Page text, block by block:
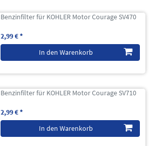
Benzinfilter für KOHLER Motor Courage SV470
2,99 € *
In den Warenkorb
Benzinfilter für KOHLER Motor Courage SV710
2,99 € *
In den Warenkorb